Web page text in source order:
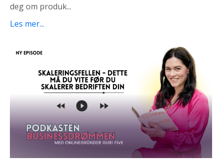
deg om produk...
Les mer...